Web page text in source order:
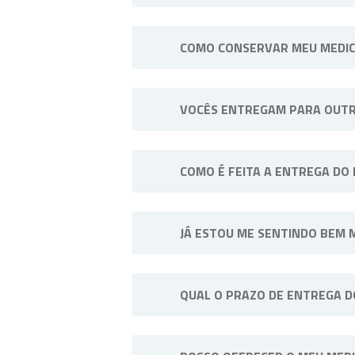
COMO CONSERVAR MEU
exemplo: “Manter sob
VOCÊS ENTREGAM PARA
COMO É FEITA A ENTREGA DO
SP, disponibilizamos entregas
JÁ ESTOU ME SENTINDO BEM
interrupção.
QUAL O PRAZO DE ENTREGA